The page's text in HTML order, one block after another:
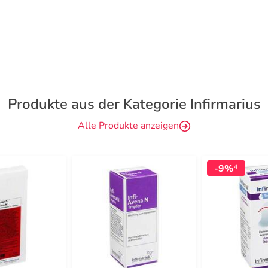
Produkte aus der Kategorie Infirmarius
Alle Produkte anzeigen
-9%4